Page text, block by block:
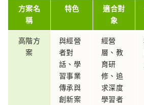
方案名
稱
特色
適合對
象
高階方
案
與經營
者對
話、學
習事業
傳承與
創新案
經營
層、教
育研
修、追
求深度
學習者